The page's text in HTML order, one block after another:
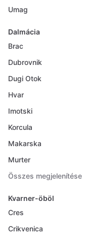
Umag
Dalmácia
Brac
Dubrovnik
Dugi Otok
Hvar
Imotski
Korcula
Makarska
Murter
Összes megjelenítése
Kvarner-öböl
Cres
Crikvenica